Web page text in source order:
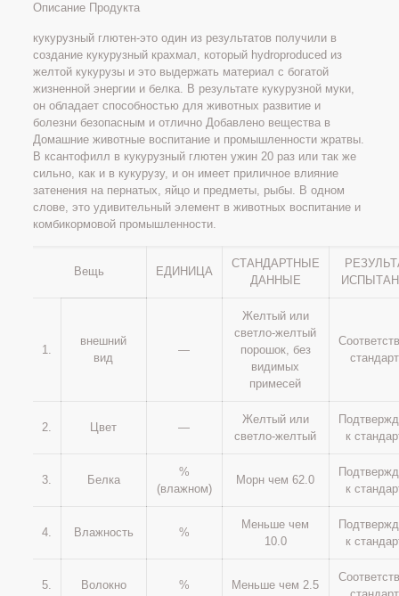
Описание Продукта
кукурузный глютен-это один из результатов получили в
создание кукурузный крахмал, который hydroproduced из
желтой кукурузы и это выдержать материал с богатой
жизненной энергии и белка. В результате кукурузной муки,
он обладает способностью для животных развитие и
болезни безопасным и отлично Добавлено вещества в
Домашние животные воспитание и промышленности жратвы.
В ксантофилл в кукурузный глютен ужин 20 раз или так же
сильно, как и в кукурузу, и он имеет приличное влияние
затенения на пернатых, яйцо и предметы, рыбы. В одном
слове, это удивительный элемент в животных воспитание и
комбикормовой промышленности.
Вещь ЕДИНИЦА
СТАНДАРТНЫЕ
ДАННЫЕ
1.
внешний
вид
—
Желтый или
светло-желтый
порошок, без
видимых
примесей
2. Цвет —
Желтый или
светло-желтый
к
3. Белка
%
(влажном)
Морн чем 62.0
к
4. Влажность %
Меньше чем
10.0
к
5. Волокно % Меньше чем 2.5